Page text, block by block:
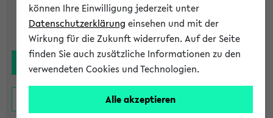
können Ihre Einwilligung jederzeit unter
Datenschutzerklärung einsehen und mit der
Wirkung für die Zukunft widerrufen. Auf der Seite
finden Sie auch zusätzliche Informationen zu den
verwendeten Cookies und Technologien.
Alle akzeptieren